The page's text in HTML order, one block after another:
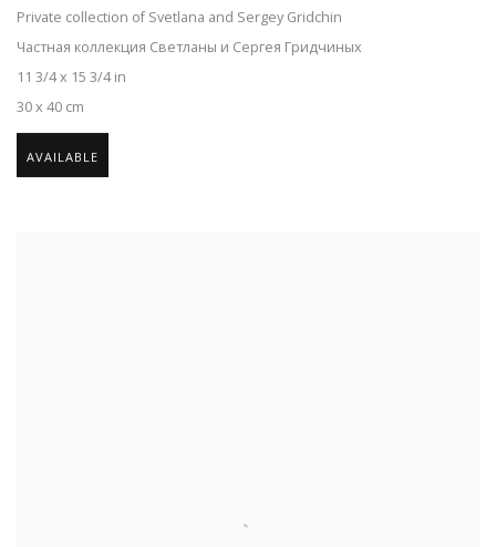
Private collection of Svetlana and Sergey Gridchin
Частная коллекция Светланы и Сергея Гридчиных
11 3/4 x 15 3/4 in
30 x 40 cm
AVAILABLE